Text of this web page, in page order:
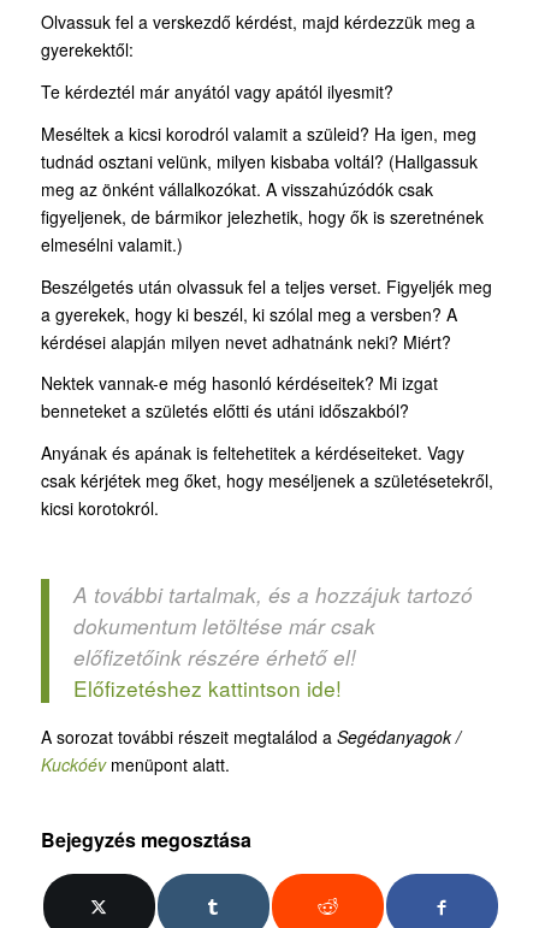
Olvassuk fel a verskezdő kérdést, majd kérdezzük meg a
gyerekektől:
Te kérdeztél már anyától vagy apától ilyesmit?
Meséltek a kicsi korodról valamit a szüleid? Ha igen, meg
tudnád osztani velünk, milyen kisbaba voltál? (Hallgassuk
meg az önként vállalkozókat. A visszahúzódók csak
figyeljenek, de bármikor jelezhetik, hogy ők is szeretnének
elmesélni valamit.)
Beszélgetés után olvassuk fel a teljes verset. Figyeljék meg
a gyerekek, hogy ki beszél, ki szólal meg a versben? A
kérdései alapján milyen nevet adhatnánk neki? Miért?
Nektek vannak-e még hasonló kérdéseitek? Mi izgat
benneteket a születés előtti és utáni időszakból?
Anyának és apának is feltehetitek a kérdéseiteket. Vagy
csak kérjétek meg őket, hogy meséljenek a születésetekről,
kicsi korotokról.
A további tartalmak, és a hozzájuk tartozó
dokumentum letöltése már csak
előfizetőink részére érhető el!
Előfizetéshez kattintson ide!
A sorozat további részeit megtalálod a Segédanyagok /
Kuckóév menüpont alatt.
Bejegyzés megosztása